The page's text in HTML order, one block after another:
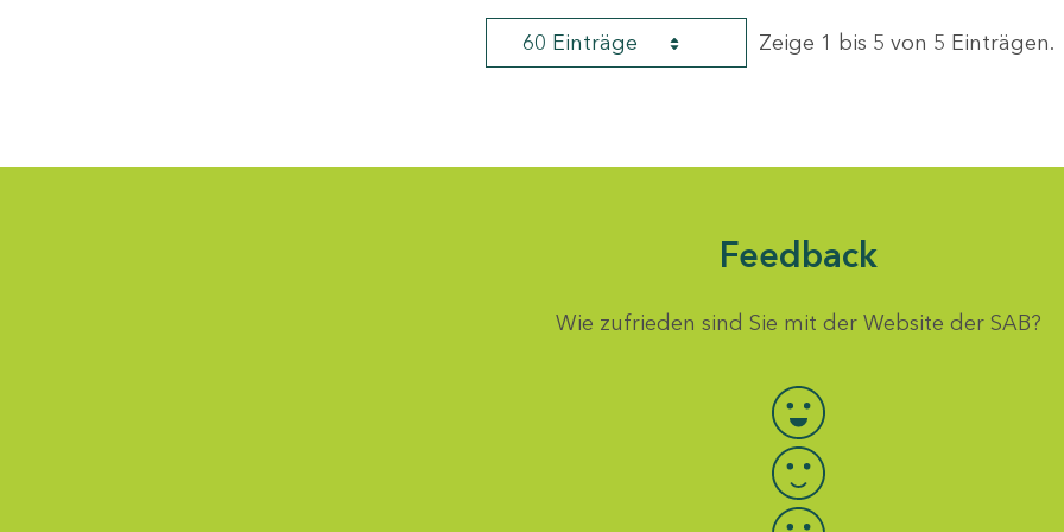
60 Einträge Zeige 1 bis 5 von 5 Einträgen.
Feedback
Wie zufrieden sind Sie mit der Website der SAB?
Bewertung auswählen